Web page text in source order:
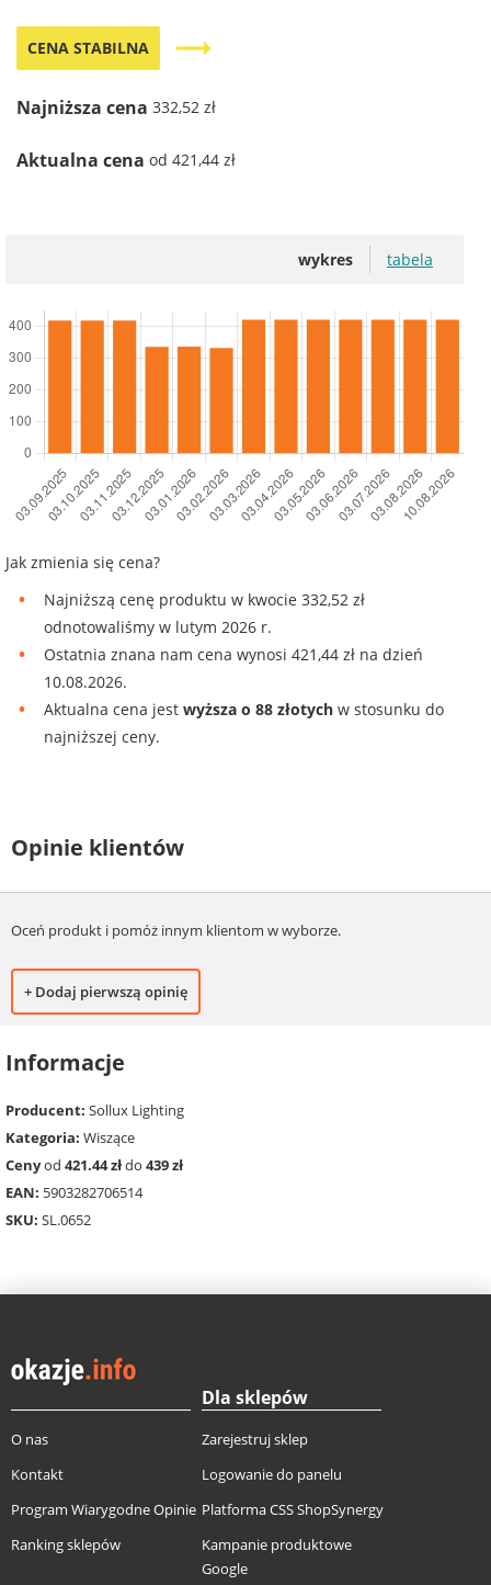
CENA STABILNA trending_flat
Najniższa cena 332,52 zł
Aktualna cena od 421,44 zł
wykres tabela
Jak zmienia się cena?
Najniższą cenę produktu w kwocie 332,52 zł
odnotowaliśmy w lutym 2026 r.
Ostatnia znana nam cena wynosi 421,44 zł na dzień
10.08.2026.
Aktualna cena jest wyższa o 88 złotych w stosunku do
najniższej ceny.
Opinie klientów
Oceń produkt i pomóż innym klientom w wyborze.
+ Dodaj pierwszą opinię
Informacje
Producent: Sollux Lighting
Kategoria: Wiszące
Cenyod 421.44 złdo 439 zł
EAN: 5903282706514
SKU: SL.0652
O nas
Kontakt
Program Wiarygodne Opinie
Ranking sklepów
Dla sklepów
Zarejestruj sklep
Logowanie do panelu
Platforma CSS ShopSynergy
Kampanie produktowe
Google